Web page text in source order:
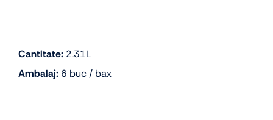
Cantitate: 2.31L
Ambalaj: 6 buc / bax